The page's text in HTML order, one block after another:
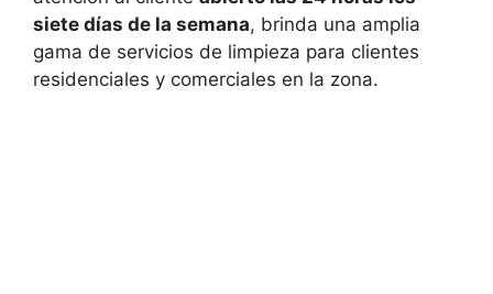
siete días de la semana, brinda una amplia
gama de servicios de limpieza para clientes
residenciales y comerciales en la zona.